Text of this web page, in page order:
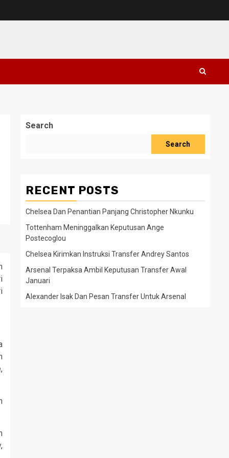
Search
Search
RECENT POSTS
Chelsea Dan Penantian Panjang Christopher Nkunku
Tottenham Meninggalkan Keputusan Ange
Postecoglou
Chelsea Kirimkan Instruksi Transfer Andrey Santos
Arsenal Terpaksa Ambil Keputusan Transfer Awal
Januari
Alexander Isak Dan Pesan Transfer Untuk Arsenal